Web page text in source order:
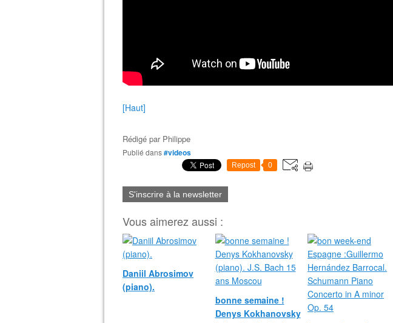
[Haut]
Rédigé par Philippe
Publié dans#videos
Repost 0
S'inscrire à la newsletter
Vous aimerez aussi :
Daniil Abrosimov
(piano).
bonne semaine !
Denys Kokhanovsky